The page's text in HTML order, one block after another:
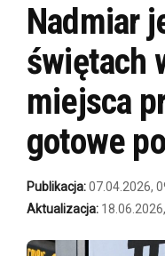
Nadmiar
świętach
miejsca
gotowe
Publikacja:07.04.2026,
Aktualizacja: